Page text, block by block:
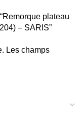
plateau
– SARIS”
Les champs